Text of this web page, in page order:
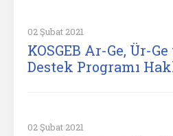
02 Şubat 2021
KOSGEB Ar-Ge, Ür-
Destek Programı
02 Şubat 2021